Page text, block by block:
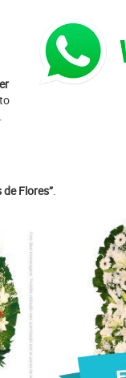
Flores”.